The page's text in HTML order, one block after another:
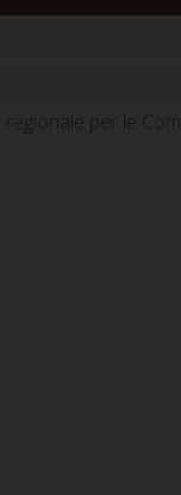
per le